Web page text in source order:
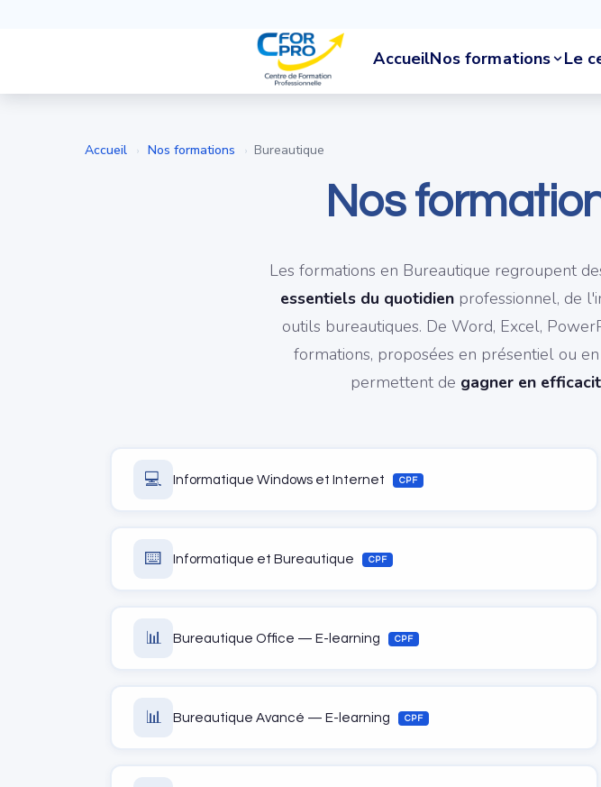
AccueilNos formations Le
Accueil › Nos formations › Bureautique
Nos
Les formations en Bureautique regroupent
essentiels du quotidien professionnel, de
outils bureautiques. De Word, Excel,
formations, proposées en présentiel ou
permettent de gagner en
💻 Informatique Windows et Internet CPF
⌨️ Informatique et Bureautique CPF
📊 Bureautique Office — E-learning CPF
📊 Bureautique Avancé — E-learning CPF